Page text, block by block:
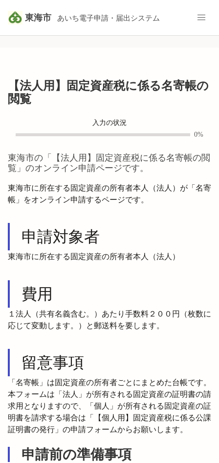
東海市 あいち電子申請・届出システム
【法人用】固定資産税に係る名寄帳の
閲覧
入力の状況
0%
東海市の「
【法人用】固定資産税に係る名寄帳の閲
覧 」のオンライン申請ページです。
東海市に所在する固定資産の所有者本人（法人）が「名寄
帳」をオンライン申請するページです。
申請対象者
東海市に所在する固定資産の所有者本人（法人）
費用
１法人（共有名義含む。）あたり手数料２００円（枚数に
応じて変動します。）と郵送料を要します。
留意事項
「名寄帳」は固定資産の所有者ごとにまとめた台帳です。
本フォームは「法人」が所有される固定資産の証明書の請
求用となりますので、「個人」が所有される固定資産の証
明書を請求する場合は「【個人用】固定資産税に係る公課
証明書の発行」の申請フォームからお願いします。
申請前の準備事項